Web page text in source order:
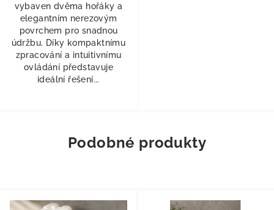
vybaven dvěma hořáky a
elegantním nerezovým
povrchem pro snadnou
údržbu. Díky kompaktnímu
zpracování a intuitivnímu
ovládání představuje
ideální řešení...
Podobné produkty